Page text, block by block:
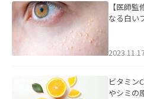
【医師
なる白い
ビタミン
やシミの